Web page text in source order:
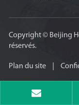
Copyright © Beijing
réservés.
Plan du site